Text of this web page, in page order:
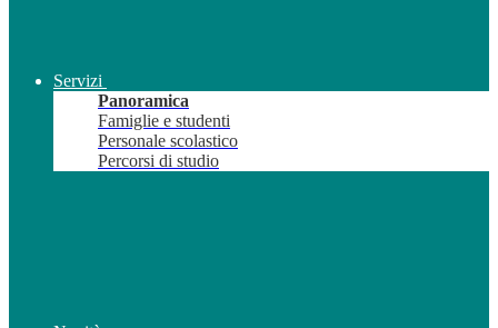
Servizi
Panoramica
Famiglie e studenti
Personale scolastico
Percorsi di studio